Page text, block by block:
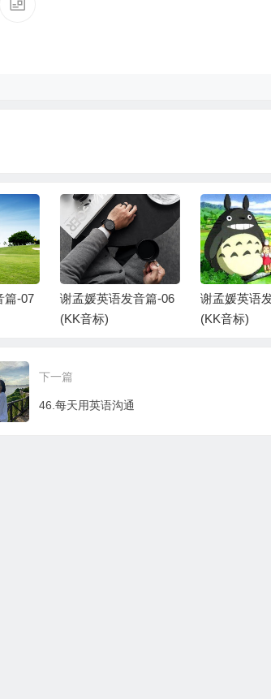
谢孟媛英语发音篇-06
(KK音标)
谢孟媛英语发音篇-05
(KK音标)
下一篇
46.每天用英语沟通